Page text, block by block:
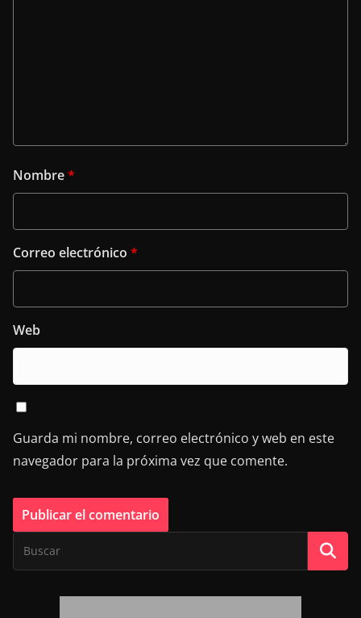
Nombre*
Correo electrónico *
Web
Guarda mi nombre, correo electrónico y web en este
navegador para la próxima vez que comente.